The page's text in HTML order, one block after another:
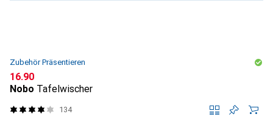
Zubehör Präsentieren
CHF
16.90
Nobo Tafelwischer
134